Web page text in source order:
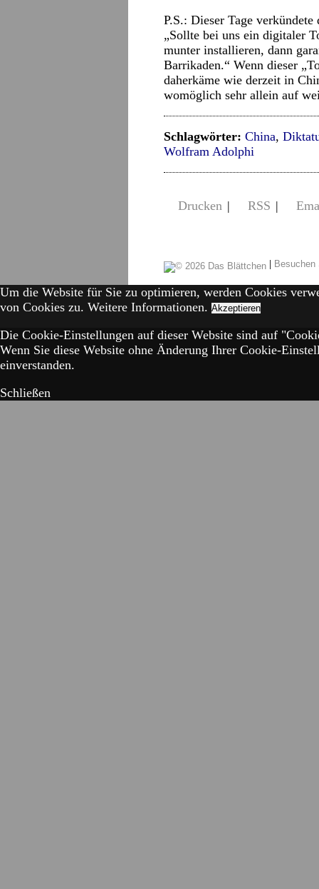
P.S.: Dieser Tage
„Sollte bei uns ein digitaler
munter installieren, dann
Barrikaden.“ Wenn dieser
daherkäme wie derzeit in
womöglich sehr allein auf
Schlagwörter: China,
Wolfram Adolphi
Drucken | RSS |
|
Um die Website für Sie zu optimieren, werden Cookies
von Cookies zu. Weitere Informationen. Akzeptieren
Die Cookie-Einstellungen auf dieser Website sind auf
Wenn Sie diese Website ohne Änderung Ihrer Cookie-
einverstanden.
Schließen